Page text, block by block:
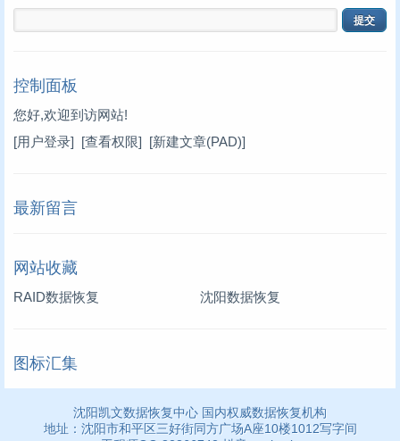
控制面板
您好,欢迎到访网站!
[用户登录] [查看权限] [新建文章(PAD)]
最新留言
网站收藏
RAID数据恢复 沈阳数据恢复
图标汇集
沈阳凯文数据恢复中心 国内权威数据恢复机构
地址：沈阳市和平区三好街同方广场A座10楼1012写字间